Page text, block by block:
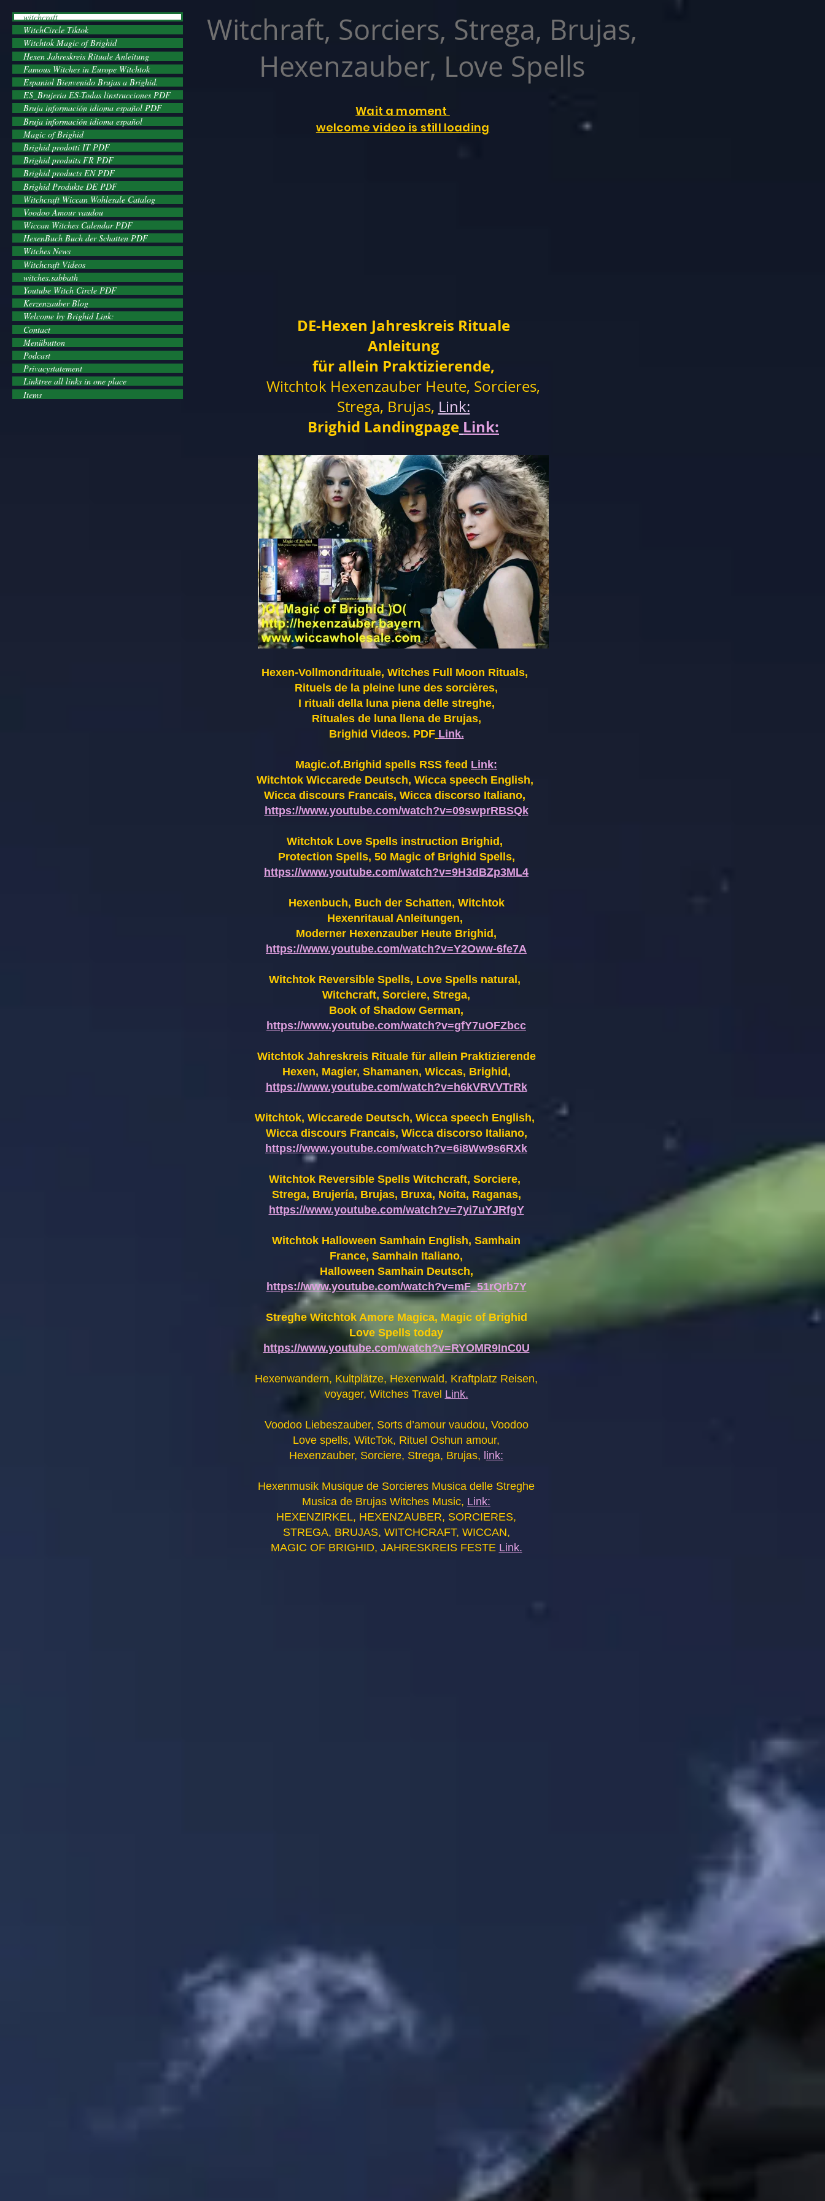
witchcraft
WitchCircle Tiktok
Witchtok Magic of Brighid
Hexen Jahreskreis Rituale Anleitung
Famous Witches in Europe Witchtok
Espaniol Bienvenido Brujas a Brighid.
ES_Brujeria ES-Todas linstrucciones PDF
Bruja información idioma español PDF
Bruja información idioma español
Magic of Brighid
Brighid prodotti IT PDF
Brighid produits FR PDF
Brighid products EN PDF
Brighid Produkte DE PDF
Witchcraft Wiccan Wohlesale Catalog
Voodoo Amour vaudou
Wiccan Witches Calendar PDF
HexenBuch Buch der Schatten PDF
Witches News
Witchcraft Videos
witches.sabbath
Youtube Witch Circle PDF
Kerzenzauber Blog
Welcome by Brighid Link:
Contact
Menübutton
Podcast
Privacystatement
Linktree all links in one place
Items
Witchraft, Sorciers, Strega, Brujas,
Hexenzauber, Love Spells
Wait a moment
welcome video is still loading
DE-Hexen Jahreskreis Rituale
Anleitung
für allein Praktizierende,
Witchtok Hexenzauber Heute, Sorcieres,
Strega, Brujas, Link:
Brighid Landingpage Link:
Hexen-Vollmondrituale, Witches Full Moon Rituals,
Rituels de la pleine lune des sorcières,
I rituali della luna piena delle streghe,
Rituales de luna llena de Brujas,
Brighid Videos. PDF Link.
Magic.of.Brighid spells RSS feed Link:
Witchtok Wiccarede Deutsch, Wicca speech English,
Wicca discours Francais, Wicca discorso Italiano,
https://www.youtube.com/watch?v=09swprRBSQk
Witchtok Love Spells instruction Brighid,
Protection Spells, 50 Magic of Brighid Spells,
https://www.youtube.com/watch?v=9H3dBZp3ML4
Hexenbuch, Buch der Schatten, Witchtok
Hexenritaual Anleitungen,
Moderner Hexenzauber Heute Brighid,
https://www.youtube.com/watch?v=Y2Oww-6fe7A
Witchtok Reversible Spells, Love Spells natural,
Witchcraft, Sorciere, Strega,
Book of Shadow German,
https://www.youtube.com/watch?v=gfY7uOFZbcc
Witchtok Jahreskreis Rituale für allein Praktizierende
Hexen, Magier, Shamanen, Wiccas, Brighid,
https://www.youtube.com/watch?v=h6kVRVVTrRk
Witchtok, Wiccarede Deutsch, Wicca speech English,
Wicca discours Francais, Wicca discorso Italiano,
https://www.youtube.com/watch?v=6i8Ww9s6RXk
Witchtok Reversible Spells Witchcraft, Sorciere,
Strega, Brujería, Brujas, Bruxa, Noita, Raganas,
https://www.youtube.com/watch?v=7yi7uYJRfgY
Witchtok Halloween Samhain English, Samhain
France, Samhain Italiano,
Halloween Samhain Deutsch,
https://www.youtube.com/watch?v=mF_51rQrb7Y
Streghe Witchtok Amore Magica, Magic of Brighid
Love Spells today
https://www.youtube.com/watch?v=RYOMR9InC0U
Hexenwandern, Kultplätze, Hexenwald, Kraftplatz Reisen,
voyager, Witches Travel Link.
Voodoo Liebeszauber, Sorts d’amour vaudou, Voodoo
Love spells, WitcTok, Rituel Oshun amour,
Hexenzauber, Sorciere, Strega, Brujas, ink:
Hexenmusik Musique de Sorcieres Musica delle Streghe
Musica de Brujas Witches Music, Link:
HEXENZIRKEL, HEXENZAUBER, SORCIERES,
STREGA, BRUJAS, WITCHCRAFT, WICCAN,
MAGIC OF BRIGHID, JAHRESKREIS FESTE Link.